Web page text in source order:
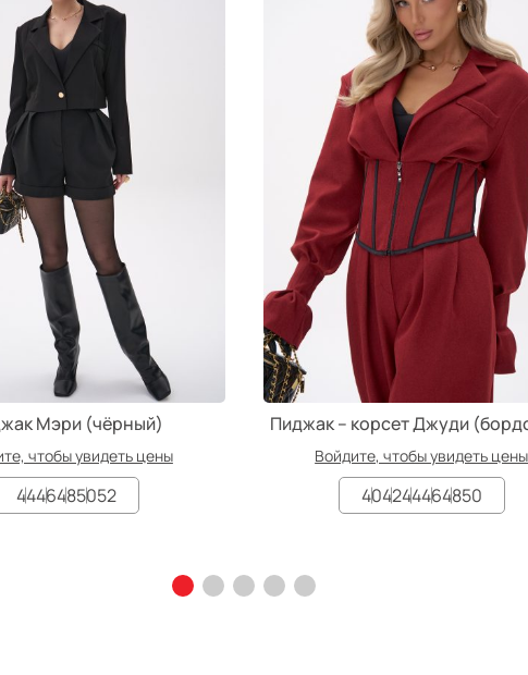
Мэри (чёрный)
чтобы увидеть цены
4446485052
Пиджак – корсет Джуди
Войдите, чтобы увидеть цены
404244464850